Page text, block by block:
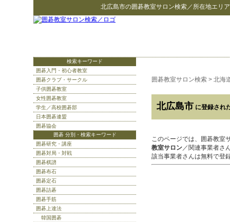
北広島市の囲碁教室サロン検索／所在地エリ
囲碁教室サロン検索 > 北海
北広島市 に登録され
このページでは、囲碁教室
教室サロン／関連事業者さ
該当事業者さんは無料で登
検索キーワード
囲碁入門・初心者教室
囲碁クラブ・サークル
子供囲碁教室
女性囲碁教室
学生／高校囲碁部
日本囲碁連盟
囲碁協会
囲碁 分別・検索キーワード
囲碁研究・講座
囲碁対局・対戦
囲碁棋譜
囲碁布石
囲碁定石
囲碁詰碁
囲碁手筋
囲碁上達法
韓国囲碁